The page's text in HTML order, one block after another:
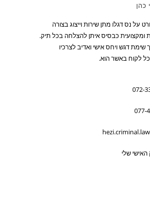
כהן
על נס דגלו מתן שירות וייצוג בצורה
ומקצועית כבסיס איתן להצלחה בכל תיק.
שימת דגש ויחס אישי ואדיב לצרכיו
לקוח באשר הוא.
שלי